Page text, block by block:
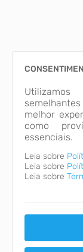
melhor
como
essenciais.
Leia sobre
Leia sobre
Leia sobre